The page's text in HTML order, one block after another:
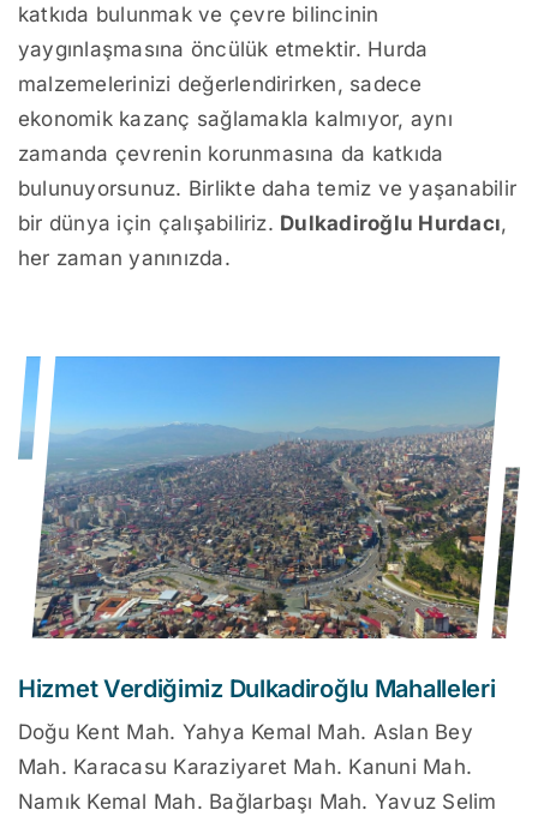
katkıda bulunmak ve çevre bilincinin
yaygınlaşmasına öncülük etmektir. Hurda
malzemelerinizi değerlendirirken, sadece
ekonomik kazanç sağlamakla kalmıyor, aynı
zamanda çevrenin korunmasına da katkıda
bulunuyorsunuz. Birlikte daha temiz ve yaşanabilir
bir dünya için çalışabiliriz. Dulkadiroğlu Hurdacı,
her zaman yanınızda.
Hizmet Verdiğimiz Dulkadiroğlu Mahalleleri
Doğu Kent Mah. Yahya Kemal Mah. Aslan Bey
Mah. Karacasu Karaziyaret Mah. Kanuni Mah.
Namık Kemal Mah. Bağlarbaşı Mah. Yavuz Selim